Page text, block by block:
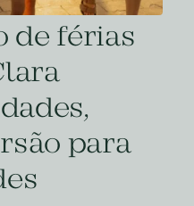
de férias
para